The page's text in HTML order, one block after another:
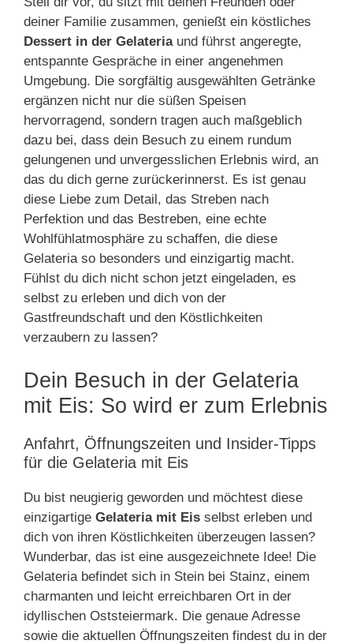
deiner Familie zusammen, genießt ein köstliches
Dessert in der Gelateriaund führst angeregte,
entspannte Gespräche in einer angenehmen
Umgebung. Die sorgfältig ausgewählten Getränke
ergänzen nicht nur die süßen Speisen
hervorragend, sondern tragen auch maßgeblich
dazu bei, dass dein Besuch zu einem rundum
gelungenen und unvergesslichen Erlebnis wird, an
das du dich gerne zurückerinnerst. Es ist genau
diese Liebe zum Detail, das Streben nach
Perfektion und das Bestreben, eine echte
Wohlfühlatmosphäre zu schaffen, die diese
Gelateria so besonders und einzigartig macht.
Fühlst du dich nicht schon jetzt eingeladen, es
selbst zu erleben und dich von der
Gastfreundschaft und den Köstlichkeiten
verzaubern zu lassen?
Dein Besuch in der Gelateria
mit Eis: So wird er zum Erlebnis
Anfahrt, Öffnungszeiten und Insider-Tipps
für die Gelateria mit Eis
Du bist neugierig geworden und möchtest diese
einzigartige Gelateria mit Eis selbst erleben und
dich von ihren Köstlichkeiten überzeugen lassen?
Wunderbar, das ist eine ausgezeichnete Idee! Die
Gelateria befindet sich in Stein bei Stainz, einem
charmanten und leicht erreichbaren Ort in der
idyllischen Oststeiermark. Die genaue Adresse
sowie die aktuellen Öffnungszeiten findest du in der